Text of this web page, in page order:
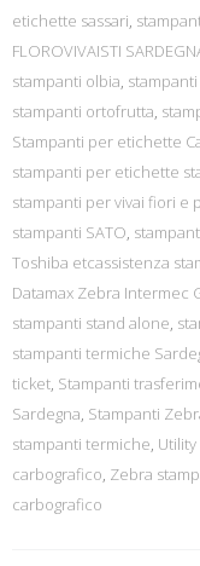
etichette sassari,
FLOROVIVAISTI
stampanti olbia,
stampanti ortofrutta,
Stampanti per etichette
stampanti per etichette
stampanti per vivai fiori e
stampanti SATO,
Toshiba etcassistenza
Datamax Zebra Intermec
stampanti stand alone,
stampanti termiche
ticket, Stampanti
Sardegna, Stampanti
stampanti termiche,
carbografico, Zebra
carbografico